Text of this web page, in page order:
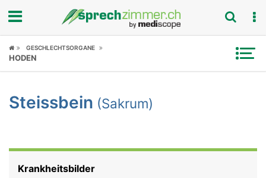
Fokus
Symptome
News
GESCHLECHTSORGANE
HODEN
Steissbein (Sakrum)
Krankheitsbilder